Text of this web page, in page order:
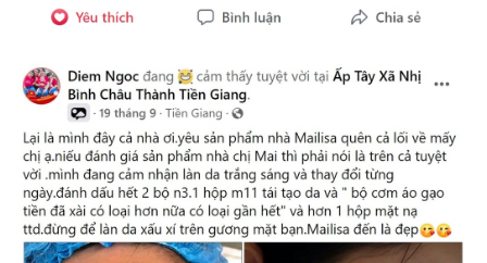
Vụ án
Tin nóng
Tư vấn luật
Vũ khí
Phân tích